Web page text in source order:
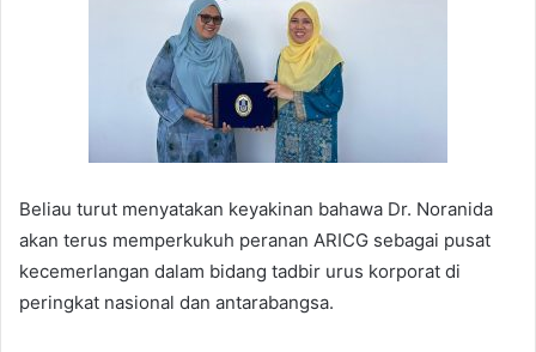
Beliau turut menyatakan keyakinan bahawa Dr. Noranida
akan terus memperkukuh peranan ARICG sebagai pusat
kecemerlangan dalam bidang tadbir urus korporat di
peringkat nasional dan antarabangsa.